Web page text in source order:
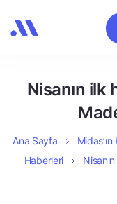
Nisanın ilk
Ana Sayfa Midas’ın
Haberleri